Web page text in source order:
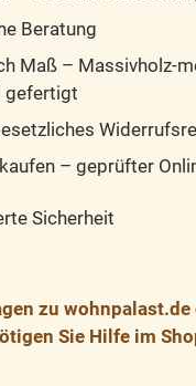
Beratung
Maß – Massivholz-
gefertigt
– geprüfter
Sicherheit
zu wohnpalast.de
Sie Hilfe im